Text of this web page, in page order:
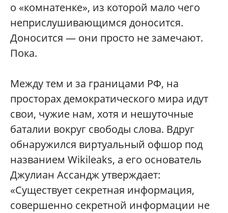
о «комнатенке», из которой мало чего
неприслушивающимся доносится.
Доносится — они просто не замечают.
Пока.
Между тем и за границами РФ, на
просторах демократического мира идут
свои, чужие нам, хотя и нешуточные
баталии вокруг свободы слова. Вдруг
обнаружился виртуальный офшор под
названием Wikileaks, а его основатель
Джулиан Ассандж утверждает:
«Существует секретная информация,
совершенно секретной информации не